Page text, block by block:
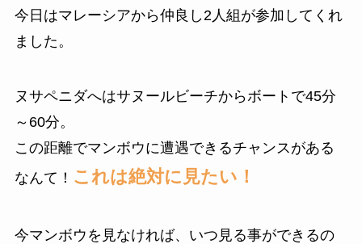
今日はマレーシアから仲良し2人組が参加してくれ
ました。
ヌサペニダへはサヌールビーチからボートで45分
～60分。
この距離でマンボウに遭遇できるチャンスがある
なんて！ これは絶対に見たい！
今マンボウを見なければ、いつ見る事ができるの